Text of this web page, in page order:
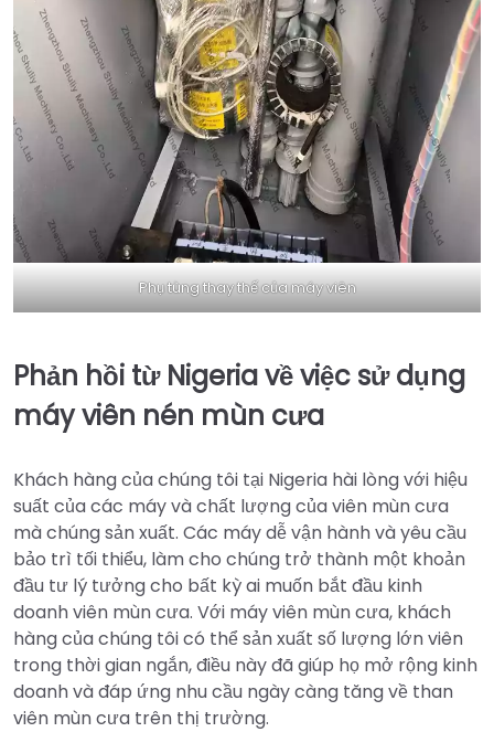
Phụ tùng thay thế của máy viên
Phản hồi từ Nigeria về việc sử dụng
máy viên nén mùn cưa
Khách hàng của chúng tôi tại Nigeria hài lòng với hiệu
suất của các máy và chất lượng của viên mùn cưa
mà chúng sản xuất. Các máy dễ vận hành và yêu cầu
bảo trì tối thiểu, làm cho chúng trở thành một khoản
đầu tư lý tưởng cho bất kỳ ai muốn bắt đầu kinh
doanh viên mùn cưa. Với máy viên mùn cưa, khách
hàng của chúng tôi có thể sản xuất số lượng lớn viên
trong thời gian ngắn, điều này đã giúp họ mở rộng kinh
doanh và đáp ứng nhu cầu ngày càng tăng về than
viên mùn cưa trên thị trường.